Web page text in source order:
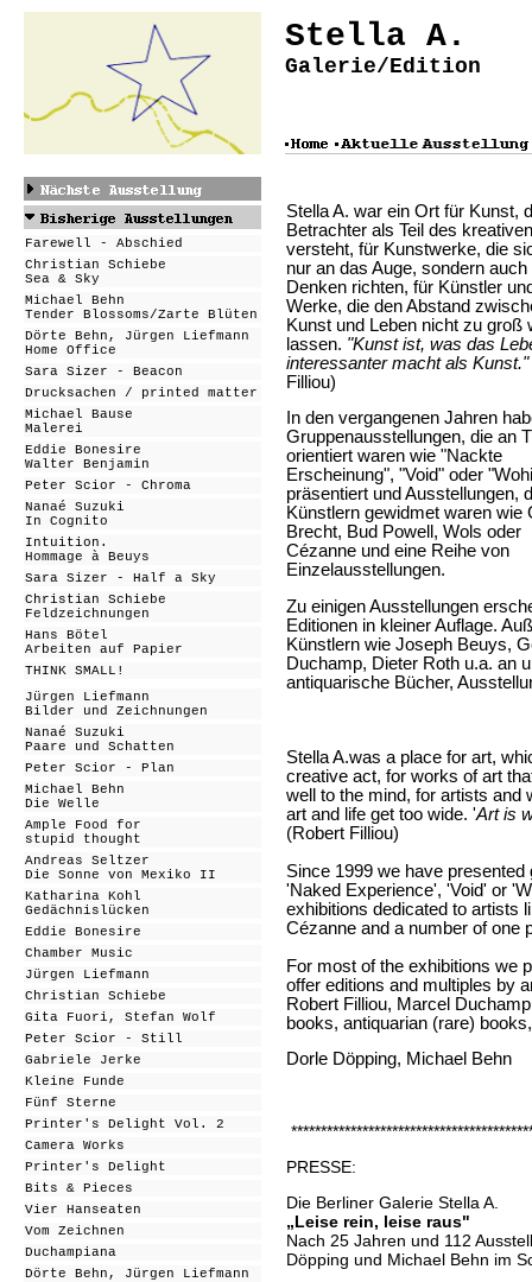
Stella A.
Galerie/Edition
Stella A. war ein Ort für Kunst,
Betrachter als Teil des
versteht, für Kunstwerke, die
nur an das Auge, sondern auch
Denken richten, für Künstler
Werke, die den Abstand
Kunst und Leben nicht zu groß
lassen. "Kunst ist, was das
interessanter macht als Kunst."
Filliou)
In den vergangenen Jahren
Gruppenausstellungen, die an
orientiert waren wie "Nackte
Erscheinung", "Void" oder
präsentiert und Ausstellungen,
Künstlern gewidmet waren wie
Brecht, Bud Powell, Wols oder
Cézanne und eine Reihe von
Einzelausstellungen.
Zu einigen Ausstellungen
Editionen in kleiner Auflage.
Künstlern wie Joseph Beuys,
Duchamp, Dieter Roth u.a. an
antiquarische Bücher,
Stella A.was a place for art,
creative act, for works of art
well to the mind, for artists and
art and life get too wide. 'Art is
(Robert Filliou)
Since 1999 we have
'Naked Experience', 'Void' or
exhibitions dedicated to artists
Cézanne and a number of one
For most of the exhibitions we
offer editions and multiples by
Robert Filliou, Marcel
books, antiquarian (rare)
Dorle Döpping, Michael Behn
PRESSE:
Die Berliner Galerie Stella A.
„Leise rein, leise raus"
Nach 25 Jahren und 112
Döpping und Michael Behn im
Farewell - Abschied
Christian Schiebe
Sea & Sky
Michael Behn
Tender Blossoms/Zarte Blüten
Dörte Behn, Jürgen Liefmann
Home Office
Sara Sizer - Beacon
Drucksachen / printed matter
Michael Bause
Malerei
Eddie Bonesire
Walter Benjamin
Peter Scior - Chroma
Nanaé Suzuki
In Cognito
Intuition.
Hommage à Beuys
Sara Sizer - Half a Sky
Christian Schiebe
Feldzeichnungen
Hans Bötel
Arbeiten auf Papier
THINK SMALL!
Jürgen Liefmann
Bilder und Zeichnungen
Nanaé Suzuki
Paare und Schatten
Peter Scior - Plan
Michael Behn
Die Welle
Ample Food for
stupid thought
Andreas Seltzer
Die Sonne von Mexiko II
Katharina Kohl
Gedächnislücken
Eddie Bonesire
Chamber Music
Jürgen Liefmann
Christian Schiebe
Gita Fuori, Stefan Wolf
Peter Scior - Still
Gabriele Jerke
Kleine Funde
Fünf Sterne
Printer's Delight Vol. 2
Camera Works
Printer's Delight
Bits & Pieces
Vier Hanseaten
Vom Zeichnen
Duchampiana
Dörte Behn, Jürgen Liefmann